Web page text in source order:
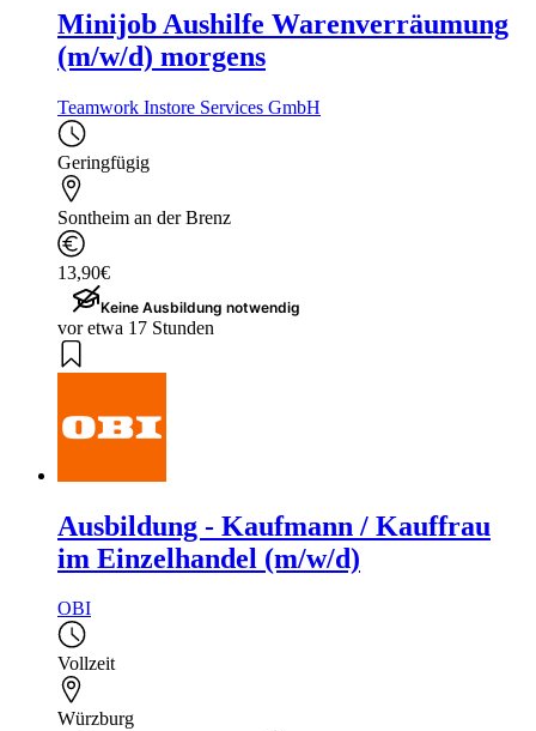
Minijob Aushilfe Warenverräumung
(m/w/d) morgens
Teamwork Instore Services GmbH
Geringfügig
Sontheim an der Brenz
13,90€
Keine Ausbildung notwendig
vor etwa 17 Stunden
Ausbildung - Kaufmann / Kauffrau
im Einzelhandel (m/w/d)
OBI
Vollzeit
Würzburg